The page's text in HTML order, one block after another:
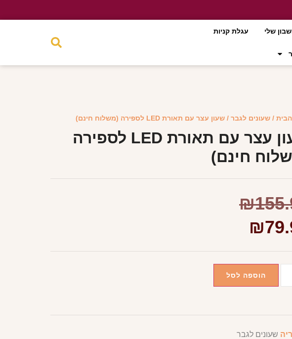
שלי עגלת קניות
/ שעונים לגבר / שעון עצר עם תאורת LED לספירה (משלוח חינם)
שעון עצר עם תאורת LED לספירה
חינם)
₪
₪
הוספה לסל
שעונים לגבר